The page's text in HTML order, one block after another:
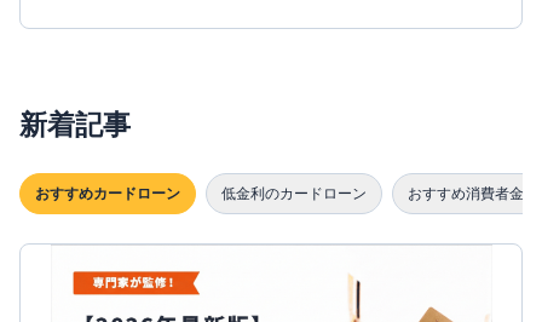
新着記事
おすすめカードローン 低金利のカードローン おすすめ消費者金融